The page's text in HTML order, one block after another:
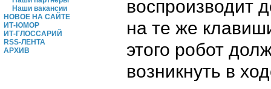
Наши вакансии
НОВОЕ НА САЙТЕ
ИТ-ЮМОР
ИТ-ГЛОССАРИЙ
RSS-ЛЕНТА
АРХИВ
воспроизводит
на те же
этого робот
возникнуть в